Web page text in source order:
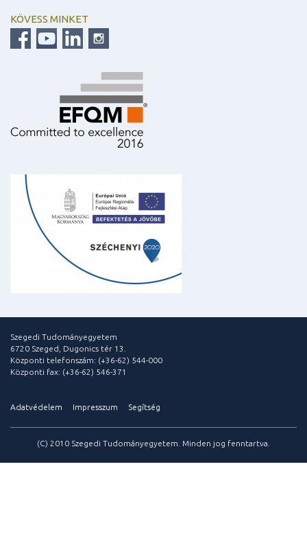
KÖVESS MINKET
Szegedi Tudományegyetem
6720 Szeged, Dugonics tér 13.
Központi telefonszám: (+36-62) 544-000
Központi fax: (+36-62) 546-371
Adatvédelem Impresszum Segítség
(C) 2010 Szegedi Tudományegyetem. Minden jog fenntartva.